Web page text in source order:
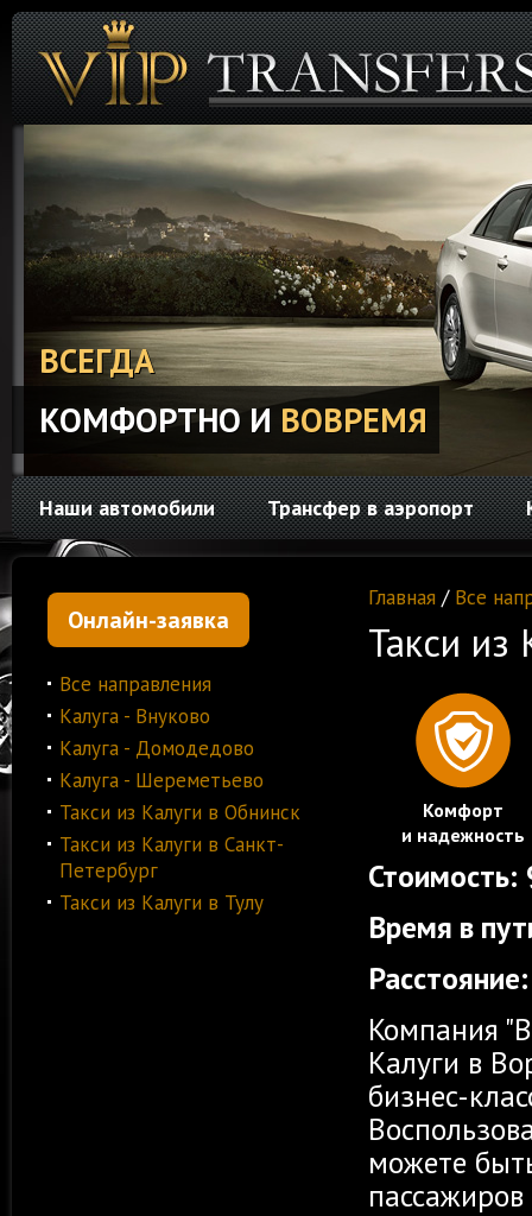
ВСЕГДА
КОМФОРТНО ИВОВРЕМЯ
Наши автомобили Трансфер в аэропорт
Онлайн-заявка
Все направления
Калуга - Внуково
Калуга - Домодедово
Калуга - Шереметьево
Такси из Калуги в Обнинск
Такси из Калуги в Санкт-
Петербург
Такси из Калуги в Тулу
Главная / Все
Такси из
Комфорт
и надежность
Стоимость:
Время в
Расстояние:
Компания
Калуги в
бизнес-
можете